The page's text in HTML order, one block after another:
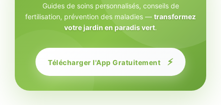
Guides de soins personnalisés, conseils de
fertilisation, prévention des maladies — transformez
votre jardin en paradis vert.
Télécharger l'App Gratuitement ⚡